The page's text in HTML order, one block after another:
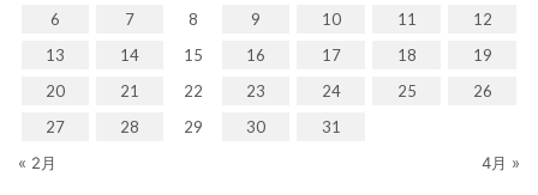
6
7 8 9 10 11
12
13
14 15 16 17 18
19
20
21 22 23 24 25
26
27
28 29 30
31
« 2月
4月 »